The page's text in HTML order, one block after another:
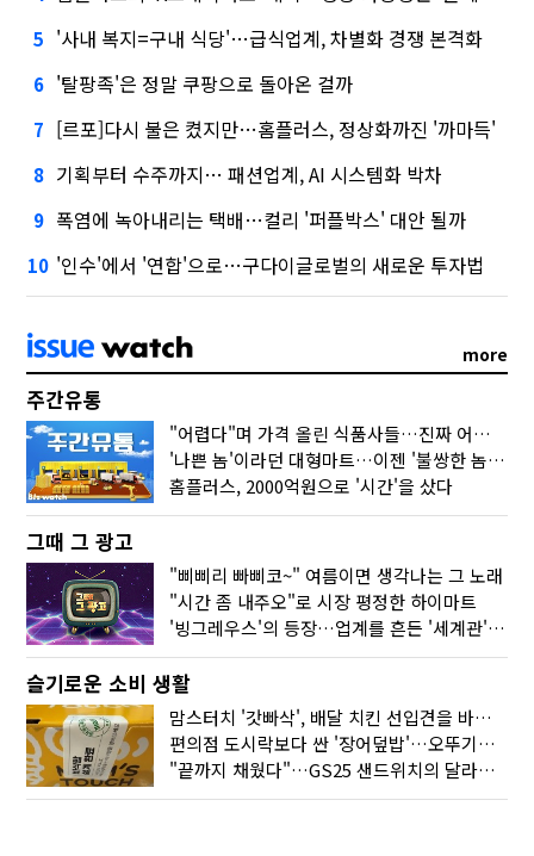
5 '사내 복지=구내 식당'…급식업계, 차별화 경쟁 본격화
6 '탈팡족'은 정말 쿠팡으로 돌아온 걸까
7 [르포]다시 불은 켰지만…홈플러스, 정상화까진 '까마득'
8 기획부터 수주까지… 패션업계, AI 시스템화 박차
9 폭염에 녹아내리는 택배…컬리 '퍼플박스' 대안 될까
10 '인수'에서 '연합'으로…구다이글로벌의 새로운 투자법
more
주간유통
"어렵다"며 가격 올린 식품사들…진짜 어려운 거 맞아?
'나쁜 놈'이라던 대형마트…이젠 '불쌍한 놈' 됐다
홈플러스, 2000억원으로 '시간'을 샀다
그때 그 광고
"삐삐리 빠삐코~" 여름이면 생각나는 그 노래
"시간 좀 내주오"로 시장 평정한 하이마트
'빙그레우스'의 등장…업계를 흔든 '세계관' 마케팅
슬기로운 소비 생활
맘스터치 '갓빠삭', 배달 치킨 선입견을 바꿨다
편의점 도시락보다 싼 '장어덮밥'…오뚜기가 해냈다
"끝까지 채웠다"…GS25 샌드위치의 달라진 '속'사정